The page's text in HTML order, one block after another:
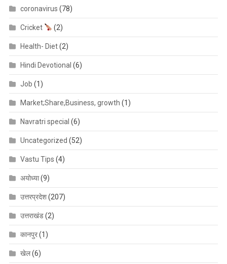
coronavirus (78)
Cricket (2)
Health- Diet(2)
Hindi Devotional (6)
Job (1)
Market;Share,Business, growth (1)
Navratri special (6)
Uncategorized (52)
Vastu Tips (4)
अयोध्या(9)
उत्तरप्रदेश(207)
उत्तराखंड(2)
कानपुर(1)
खेल(6)